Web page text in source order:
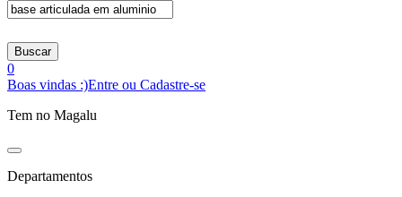
Buscar
0
Boas vindas :)Entre ou Cadastre-se
Tem no Magalu
Departamentos